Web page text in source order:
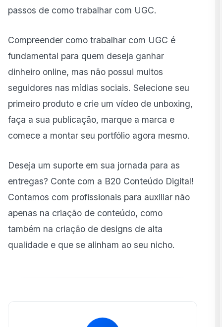
passos de como trabalhar com UGC.
Compreender como trabalhar com UGC é
fundamental para quem deseja ganhar
dinheiro online, mas não possui muitos
seguidores nas mídias sociais. Selecione seu
primeiro produto e crie um vídeo de unboxing,
faça a sua publicação, marque a marca e
comece a montar seu portfólio agora mesmo.
Deseja um suporte em sua jornada para as
entregas? Conte com a B20 Conteúdo Digital!
Contamos com profissionais para auxiliar não
apenas na criação de conteúdo, como
também na criação de designs de alta
qualidade e que se alinham ao seu nicho.